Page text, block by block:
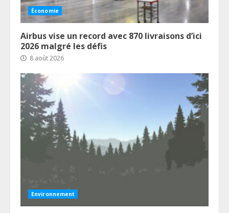
Économie
Airbus vise un record avec 870 livraisons d’ici
2026 malgré les défis
8 août 2026
Environnement